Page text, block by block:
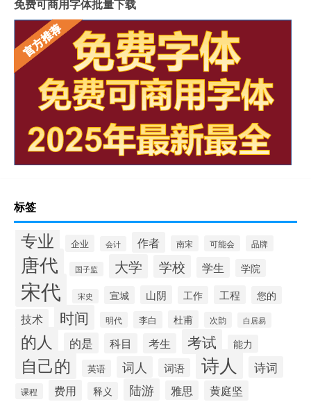
免费可商用字体批量下载
标签
专业 企业 会计 作者 南宋 可能会 品牌
唐代 国子监 大学 学校 学生 学院
宋代 宋史 宣城 山阴 工作 工程 您的
技术 时间 明代 李白 杜甫 次韵 白居易
的人 的是 科目 考生 考试 能力
自己的 英语 词人 词语 诗人 诗词
课程 费用 释义 陆游 雅思 黄庭坚